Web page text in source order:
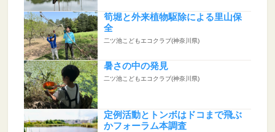
筍堀と外来植物駆除による里山保
全
二ツ池こどもエコクラブ(神奈川県)
暑さの中の発見
二ツ池こどもエコクラブ(神奈川県)
定例活動とトンボはドコまで飛ぶ
かフォーラム本調査